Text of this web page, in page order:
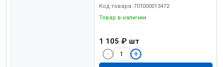
Код товара: ПЛ000013472
Товар в наличии
1 105 ₽ шт